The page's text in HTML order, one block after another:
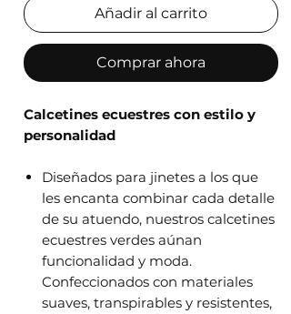
Añadir al carrito
Comprar ahora
Calcetines ecuestres con estilo y
personalidad
Diseñados para jinetes a los que
les encanta combinar cada detalle
de su atuendo, nuestros calcetines
ecuestres verdes aúnan
funcionalidad y moda.
Confeccionados con materiales
suaves, transpirables y resistentes,